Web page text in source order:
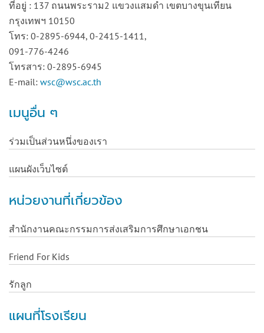
ที่อยู่ : 137 ถนนพระราม2 แขวงแสมดำ เขตบางขุนเทียน
กรุงเทพฯ 10150
โทร: 0-2895-6944, 0-2415-1411,
091-776-4246
โทรสาร: 0-2895-6945
E-mail: wsc@wsc.ac.th
เมนูอื่น ๆ
ร่วมเป็นส่วนหนึ่งของเรา
แผนผังเว็บไซต์
หน่วยงานที่เกี่ยวข้อง
สำนักงานคณะกรรมการส่งเสริมการศึกษาเอกชน
Friend For Kids
รักลูก
แผนที่โรงเรียน